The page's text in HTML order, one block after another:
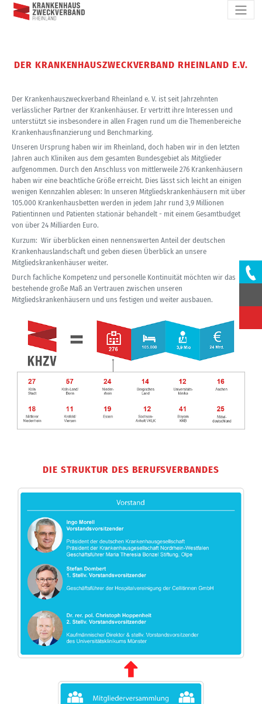
DER KRANKENHAUSZWECKVERBAND RHEINLAND E.V.
Der Krankenhauszweckverband Rhein­land e. V. ist seit Jahr­zehnten
verlässlicher Partner der Kranken­häuser. Er vertritt ihre Interessen und
unterstützt sie ins­besondere in allen Fragen rund um die Themen­bereiche
Kranken­haus­finanzierung und Bench­marking.
Unseren Ursprung haben wir im Rheinland, doch haben wir in den letzten
Jahren auch Kliniken aus dem gesamten Bundesgebiet als Mitglieder
aufgenommen. Durch den Anschluss von mittler­weile 276 Kranken­häusern
haben wir eine beachtliche Größe erreicht. Dies lässt sich leicht an einigen
wenigen Kenn­zahlen ablesen: In unseren Mitglieds­kranken­häusern mit über
105.000 Kranken­haus­betten werden in jedem Jahr rund 3,9 Millionen
Patientinnen und Patienten stationär behandelt - mit einem Gesamt­budget
von über 24 Milliarden Euro.
Kurzum: Wir überblicken einen nennenswerten Anteil der deutschen
Krankenhauslandschaft und geben diesen Überblick an unsere
Mitgliedskrankenhäuser weiter.
Durch fachliche Kompetenz und personelle Kontinuität möchten wir das
bestehende große Maß an Vertrauen zwischen unseren
Mitgliedskrankenhäusern und uns festigen und weiter ausbauen.
DIE STRUKTUR DES BERUFSVERBANDES